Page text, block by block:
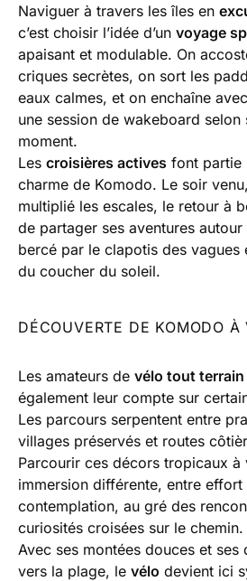
Naviguer à travers les îles en
c’est choisir l’idée d’un voyage
apaisant et modulable. On
criques secrètes, on sort les
eaux calmes, et on enchaîne
une session de wakeboard selon
moment.
Les croisières actives font partie
charme de Komodo. Le soir
multiplié les escales, le retour à
de partager ses aventures autour
bercé par le clapotis des vagues
du coucher du soleil.
DÉCOUVERTE DE KOMODO À
Les amateurs de vélo tout terrain
également leur compte sur
Les parcours serpentent entre
villages préservés et routes
Parcourir ces décors tropicaux à
immersion différente, entre effort
contemplation, au gré des
curiosités croisées sur le chemin.
Avec ses montées douces et ses
vers la plage, le vélo devient ici